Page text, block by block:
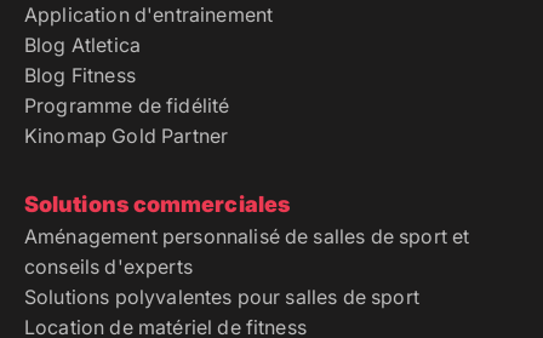
Application d'entrainement
Blog Atletica
Blog Fitness
Programme de fidélité
Kinomap Gold Partner
Solutions commerciales
Aménagement personnalisé de salles de sport et
conseils d'experts
Solutions polyvalentes pour salles de sport
Location de matériel de fitness